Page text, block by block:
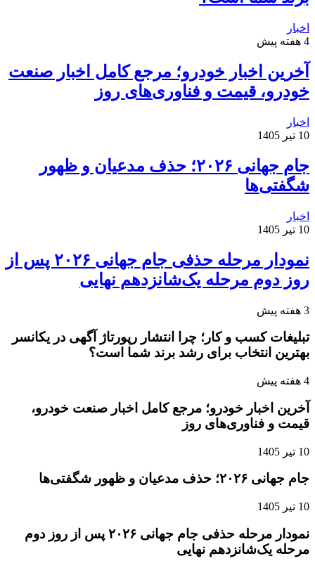
اخبار
4 هفته پیش
آخرین اخبار خودرو؛ مرجع کامل اخبار صنعت
خودرو، قیمت و فناوری‌های روز
اخبار
10 تیر 1405
جام جهانی ۲۰۲۶؛ حذف مدعیان و ظهور
شگفتی‌ها
اخبار
10 تیر 1405
نمودار مرحله حذفی جام جهانی ۲۰۲۶ پس از
روز دوم مرحله یک‌شانزدهم نهایی
3 هفته پیش
تبلیغات کسب و کار؛ چرا انتشار رپورتاژ آگهی در یکانسر
بهترین انتخاب برای رشد برند شما است؟
4 هفته پیش
آخرین اخبار خودرو؛ مرجع کامل اخبار صنعت خودرو،
قیمت و فناوری‌های روز
10 تیر 1405
جام جهانی ۲۰۲۶؛ حذف مدعیان و ظهور شگفتی‌ها
10 تیر 1405
نمودار مرحله حذفی جام جهانی ۲۰۲۶ پس از روز دوم
مرحله یک‌شانزدهم نهایی